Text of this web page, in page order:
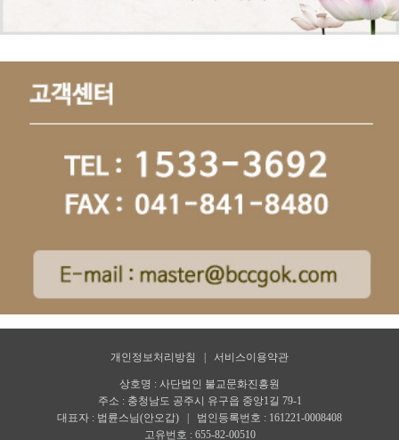
개인정보처리방침 | 서비스이용약관
상호명 : 사단법인 불교문화진흥원
주소 : 충청남도 공주시 유구읍 중앙1길 79-1
대표자 : 법륜스님(안오갑) | 법인등록번호 : 161221-0008408
고유번호 : 655-82-00510